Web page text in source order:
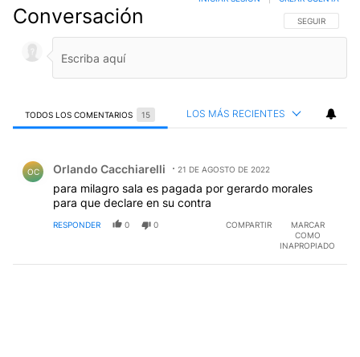
Conversación SIGA ESTA
SEGUIR
TODOS LOS COMENTARIOS 15 LOS MÁS RECIENTES
OC Orlando Cacchiarelli 21 DE AGOSTO DE 2022
para milagro sala es pagada por gerardo morales
para que declare en su contra
RESPONDER 0 0 COMPARTIR
MARCAR
COMO
INAPROPIADO